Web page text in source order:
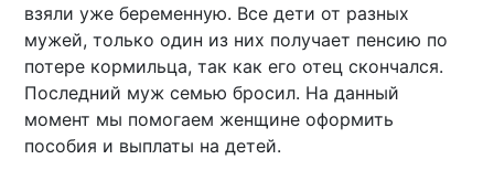
взяли уже беременную. Все дети от разных
мужей, только один из них получает пенсию по
потере кормильца, так как его отец скончался.
Последний муж семью бросил. На данный
момент мы помогаем женщине оформить
пособия и выплаты на детей.